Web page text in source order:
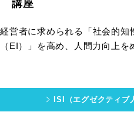
講座
経営者に求められる「社会的知
（EI）」を高め、人間力向上を
ISI（エグゼクティブ